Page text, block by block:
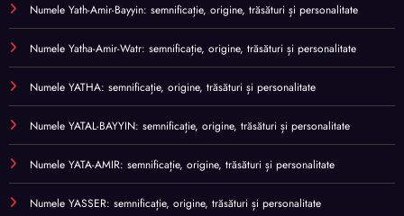
Numele Yath-Amir-Bayyin: semnificație, origine, trăsături și personalitate
Numele Yatha-Amir-Watr: semnificație, origine, trăsături și personalitate
Numele YATHA: semnificație, origine, trăsături și personalitate
Numele YATAL-BAYYIN: semnificație, origine, trăsături și personalitate
Numele YATA-AMIR: semnificație, origine, trăsături și personalitate
Numele YASSER: semnificație, origine, trăsături și personalitate